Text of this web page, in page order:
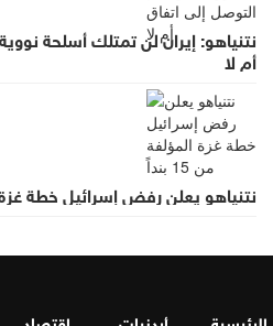
نتنياهو: إيران لن تمتلك أسلحة
أم لا
نتنياهو يعلن رفض إسرائيل خطة غزة